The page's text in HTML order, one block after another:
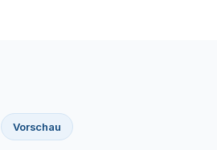
Vorschau